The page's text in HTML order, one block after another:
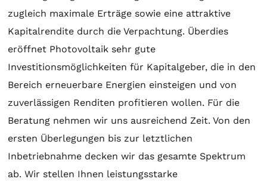
zugleich maximale Erträge sowie eine attraktive
Kapitalrendite durch die Verpachtung. Überdies
eröffnet Photovoltaik sehr gute
Investitionsmöglichkeiten für Kapitalgeber, die in den
Bereich erneuerbare Energien einsteigen und von
zuverlässigen Renditen profitieren wollen. Für die
Beratung nehmen wir uns ausreichend Zeit. Von den
ersten Überlegungen bis zur letztlichen
Inbetriebnahme decken wir das gesamte Spektrum
ab. Wir stellen Ihnen leistungsstarke